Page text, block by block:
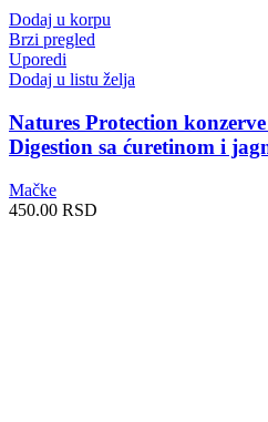
Dodaj u korpu
Brzi pregled
Uporedi
Dodaj u listu želja
Natures Protection
Digestion sa ćuretinom i
Mačke
450.00 RSD